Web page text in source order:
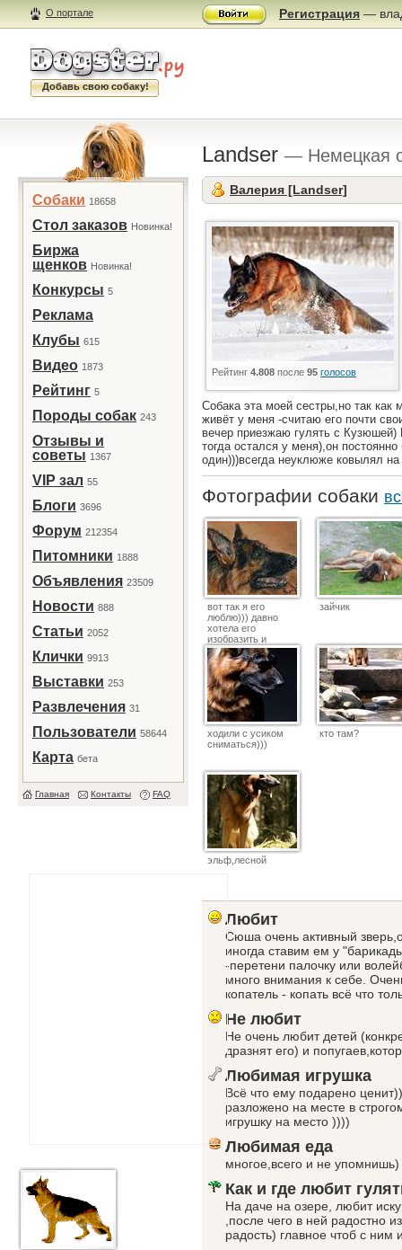
О портале Регистрация —
Добавь свою собаку!
Собаки 18658
Стол заказов Новинка!
Биржа
щенков Новинка!
Конкурсы 5
Реклама
Клубы 615
Видео 1873
Рейтинг 5
Породы собак 243
Отзывы и
советы 1367
VIP зал 55
Блоги 3696
Форум 212354
Питомники 1888
Объявления 23509
Новости 888
Статьи 2052
Клички 9913
Выставки 253
Развлечения 31
Пользователи 58644
Карта бета
Главная Контакты FAQ
Landser — Немецкая
Валерия [Landser]
Рейтинг 4.808 после 95 голосов
Собака эта моей сестры,но так как
живёт у меня -считаю его почти
вечер приезжаю гулять с Кузюшей)
тогда остался у меня),он
один)))всегда неуклюже ковылял
Фотографии собаки
вот так я его
люблю))) давно
хотела его
изобразить и
наконец)
зайчик
ходили с усиком
сниматься)))
кто там?
эльф,лесной
Любит
Сюша очень активный
иногда ставим ем у
-перетени палочку или
много внимания к себе.
копатель - копать всё что
Не любит
Не очень любит детей
дразнят его) и
Любимая игрушка
Всё что ему подарено
разложено на месте в
игрушку на место ))))
Любимая еда
многое,всего и не упомнишь)
Как и где любит
На даче на озере, любит
,после чего в ней радостно
радость) главное чтоб с ним